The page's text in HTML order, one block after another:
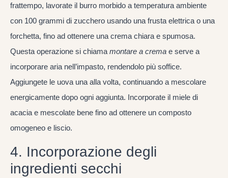
frattempo, lavorate il burro morbido a temperatura ambiente
con 100 grammi di zucchero usando una frusta elettrica o una
forchetta, fino ad ottenere una crema chiara e spumosa.
Questa operazione si chiamamontare a crema e serve a
incorporare aria nell’impasto, rendendolo più soffice.
Aggiungete le uova una alla volta, continuando a mescolare
energicamente dopo ogni aggiunta. Incorporate il miele di
acacia e mescolate bene fino ad ottenere un composto
omogeneo e liscio.
4. Incorporazione degli
ingredienti secchi